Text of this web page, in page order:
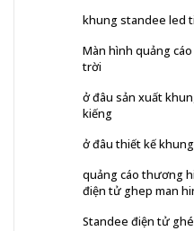
khung standee led
Màn hình quảng
trời
ở đâu sản xuất
kiếng
ở đâu thiết kế
quảng cáo thương
điện tử ghep man
Standee điện tử